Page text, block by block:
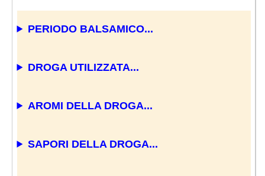
PERIODO BALSAMICO...
DROGA UTILIZZATA...
AROMI DELLA DROGA...
SAPORI DELLA DROGA...